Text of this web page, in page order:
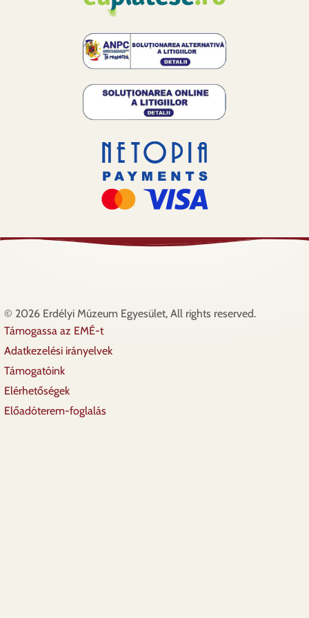
© 2026 Erdélyi Múzeum Egyesület, All rights reserved.
Lábléc
Támogassa az EMÉ-t
Adatkezelési irányelvek
Támogatóink
Elérhetőségek
Előadóterem-foglalás